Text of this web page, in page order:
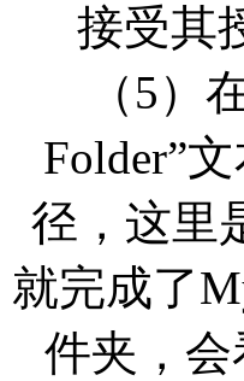
接受其
（5）
Folder”
径，这里
就完成了
件夹，会